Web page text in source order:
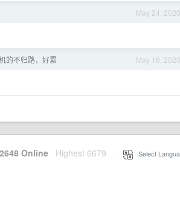
May 24, 2020
May 16, 2020
的不归路，好累
Online Highest 6679 Select